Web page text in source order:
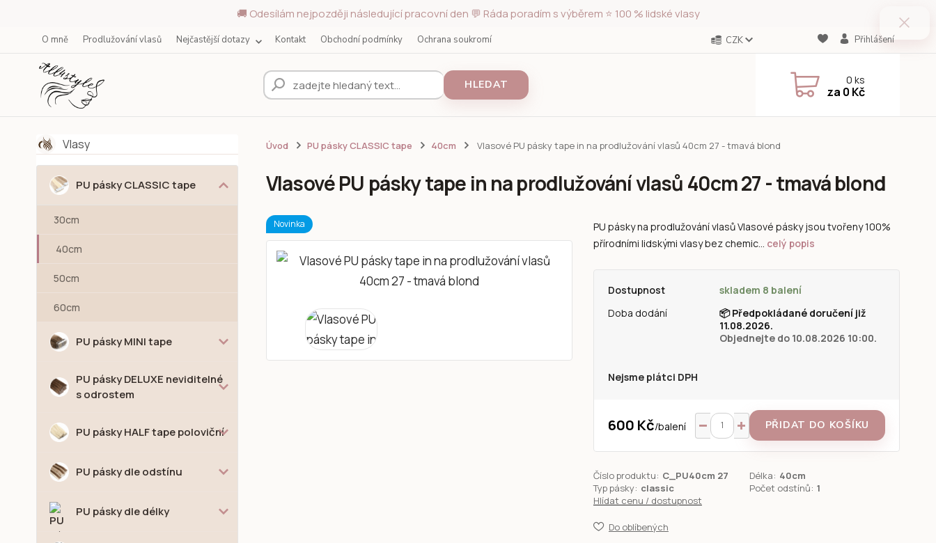
🚚 Odesílám nejpozději následující pracovní den 💬 Ráda poradím s výběrem ⭐ 100 % lidské vlasy
O mně Prodlužování vlasů Nejčastější dotazy Kontakt Obchodní podmínky Ochrana soukromí CZK Přihlášení
HLEDAT 0ks
za 0 Kč
Vlasy
PU pásky CLASSIC tape
30cm
40cm
50cm
60cm
PU pásky MINI tape
PU pásky DELUXE neviditelné
s odrostem
PU pásky HALF tape poloviční
PU pásky dle odstínu
PU pásky dle délky
Úvod PU pásky CLASSIC tape 40cm Vlasové PU pásky tape in na prodlužování vlasů 40cm 27 - tmavá blond
Vlasové PU pásky tape in na prodlužování vlasů 40cm 27 - tmavá blond
Novinka
PU pásky na prodlužování vlasů Vlasové pásky jsou tvořeny 100%
přírodními lidskými vlasy bez chemic... celý popis
Dostupnost
skladem 8 balení
Doba dodání
📦Předpokládané doručení již
11.08.2026.
Objednejte do 10.08.2026 10:00.
Nejsme plátci DPH
600 Kč/balení PŘIDAT DO KOŠÍKU
Číslo produktu: C_PU40cm 27 Délka: 40cm
Typ pásky: classic Počet odstínů: 1
Hlídat cenu / dostupnost
Do oblíbených